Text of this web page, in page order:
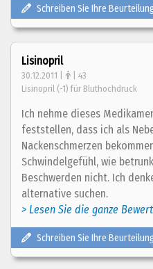
Schreiben Sie Ihre
Lisinopril
30.12.2011 | | 43
Lisinopril (-1) für Bluthochdruck
Ich nehme dieses
feststellen, dass ich als
Nackenschmerzen
Schwindelgefühl, wie
Beschwerden nicht. Ich
alternative suchen.
> Lesen Sie die ganze
Schreiben Sie Ihre